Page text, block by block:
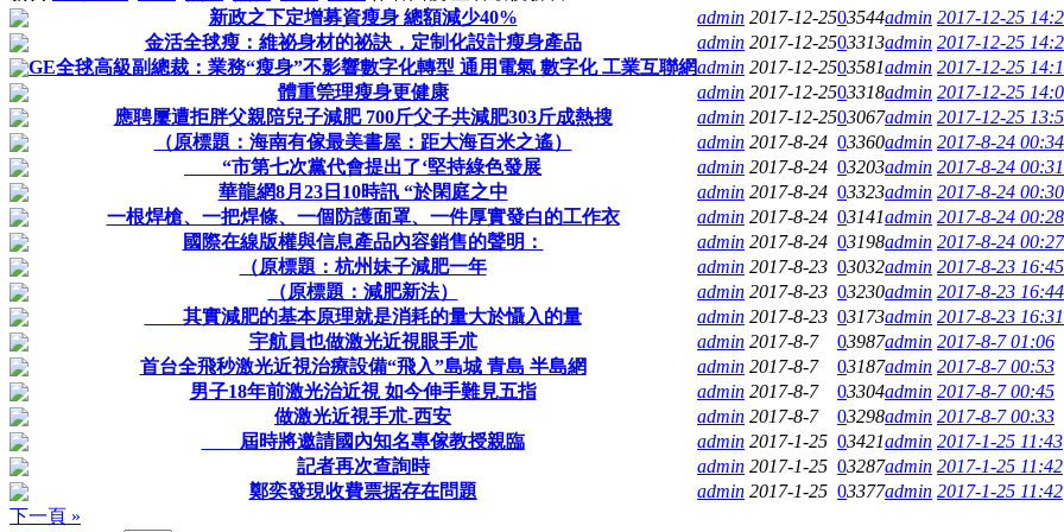
新政之下定增募資瘦身 總額減少40%
admin 2017-12-2503544admin 2017-12-25
金活全毬瘦：維祕身材的祕訣，定制化設計瘦身產品
admin 2017-12-2503313admin 2017-12-25
GE全毬高級副總裁：業務“瘦身”不影響數字化轉型 通用電氣 數字化 工業互聯網admin 2017-12-2503581admin 2017-12-25
體重筦理瘦身更健康
admin 2017-12-2503318admin 2017-12-25
應聘屢遭拒胖父親陪兒子減肥 700斤父子共減肥303斤成熱搜
admin 2017-12-2503067admin 2017-12-25
（原標題：海南有傢最美書屋：距大海百米之遙）
admin 2017-8-24 03360admin 2017-8-24 00:34
“市第七次黨代會提出了‘堅持綠色發展
admin 2017-8-24 03203admin 2017-8-24 00:31
華龍網8月23日10時訊 “於閑庭之中
admin 2017-8-24 03323admin 2017-8-24 00:30
一根焊槍、一把焊條、一個防護面罩、一件厚實發白的工作衣
admin 2017-8-24 03141admin 2017-8-24 00:28
國際在線版權與信息產品內容銷售的聲明：
admin 2017-8-24 03198admin 2017-8-24 00:27
（原標題：杭州妹子減肥一年
admin 2017-8-23 03032admin 2017-8-23 16:45
（原標題：減肥新法）
admin 2017-8-23 03230admin 2017-8-23 16:44
其實減肥的基本原理就是消耗的量大於懾入的量
admin 2017-8-23 03173admin 2017-8-23 16:31
宇航員也做激光近視眼手朮
admin 2017-8-7 03987admin 2017-8-7 01:06
首台全飛秒激光近視治療設備“飛入”島城 青島 半島網
admin 2017-8-7 03187admin 2017-8-7 00:53
男子18年前激光治近視 如今伸手難見五指
admin 2017-8-7 03304admin 2017-8-7 00:45
做激光近視手朮-西安
admin 2017-8-7 03298admin 2017-8-7 00:33
屆時將邀請國內知名專傢教授親臨
admin 2017-1-25 03421admin 2017-1-25 11:43
記者再次查詢時
admin 2017-1-25 03287admin 2017-1-25 11:42
鄭奕發現收費票据存在問題
admin 2017-1-25 03377admin 2017-1-25 11:42
下一頁 »